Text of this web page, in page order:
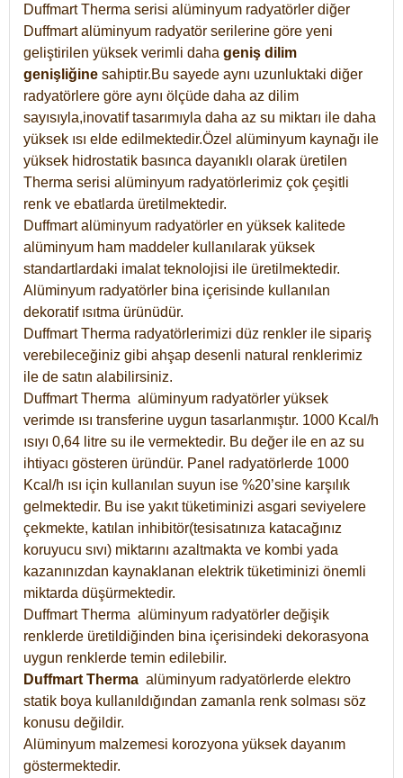
Duffmart Therma serisi alüminyum radyatörler diğer
Duffmart alüminyum radyatör serilerine göre yeni
geliştirilen yüksek verimli daha geniş dilim
genişliğine sahiptir.Bu sayede aynı uzunluktaki diğer
radyatörlere göre aynı ölçüde daha az dilim
sayısıyla,inovatif tasarımıyla daha az su miktarı ile daha
yüksek ısı elde edilmektedir.Özel alüminyum kaynağı ile
yüksek hidrostatik basınca dayanıklı olarak üretilen
Therma serisi alüminyum radyatörlerimiz çok çeşitli
renk ve ebatlarda üretilmektedir.
Duffmart alüminyum radyatörler en yüksek kalitede
alüminyum ham maddeler kullanılarak yüksek
standartlardaki imalat teknolojisi ile üretilmektedir.
Alüminyum radyatörler bina içerisinde kullanılan
dekoratif ısıtma ürünüdür.
Duffmart Therma radyatörlerimizi düz renkler ile sipariş
verebileceğiniz gibi ahşap desenli natural renklerimiz
ile de satın alabilirsiniz.
Duffmart Therma alüminyum radyatörler yüksek
verimde ısı transferine uygun tasarlanmıştır. 1000 Kcal/h
ısıyı 0,64 litre su ile vermektedir. Bu değer ile en az su
ihtiyacı gösteren üründür. Panel radyatörlerde 1000
Kcal/h ısı için kullanılan suyun ise %20’sine karşılık
gelmektedir. Bu ise yakıt tüketiminizi asgari seviyelere
çekmekte, katılan inhibitör(tesisatınıza katacağınız
koruyucu sıvı) miktarını azaltmakta ve kombi yada
kazanınızdan kaynaklanan elektrik tüketiminizi önemli
miktarda düşürmektedir.
Duffmart Therma alüminyum radyatörler değişik
renklerde üretildiğinden bina içerisindeki dekorasyona
uygun renklerde temin edilebilir.
Duffmart Therma alüminyum radyatörlerde elektro
statik boya kullanıldığından zamanla renk solması söz
konusu değildir.
Alüminyum malzemesi korozyona yüksek dayanım
göstermektedir.